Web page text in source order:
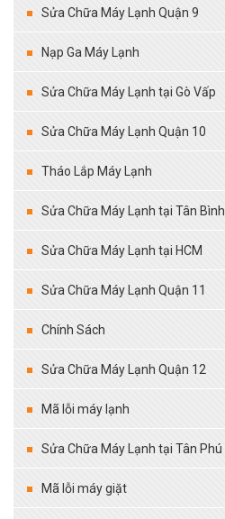
Sửa Chữa Máy Lạnh Quận 9
Nạp Ga Máy Lạnh
Sửa Chữa Máy Lạnh tại Gò Vấp
Sửa Chữa Máy Lạnh Quận 10
Tháo Lắp Máy Lạnh
Sửa Chữa Máy Lạnh tại Tân Bình
Sửa Chữa Máy Lạnh tại HCM
Sửa Chữa Máy Lạnh Quận 11
Chính Sách
Sửa Chữa Máy Lạnh Quận 12
Mã lỗi máy lạnh
Sửa Chữa Máy Lạnh tại Tân Phú
Mã lỗi máy giặt